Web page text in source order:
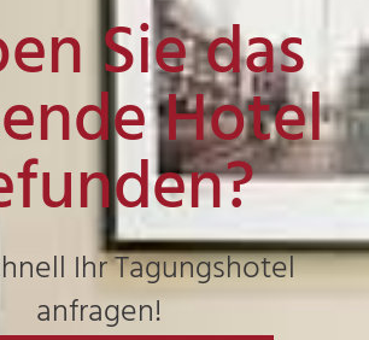
Sie das
Hotel
Ihr Tagungshotel
anfragen!